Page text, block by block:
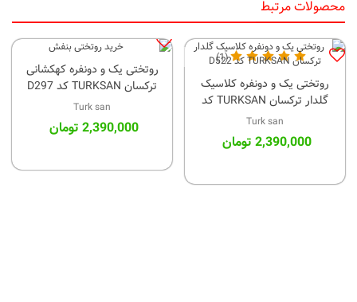
محصولات مرتبط
روتختی یک و دونفره کلاسیک
گلدار ترکسان TURKSAN کد
D522
Turk san
2,390,000 تومان
(1)
روتختی یک و دونفره کهکشانی
ترکسان TURKSAN کد D297
Turk san
2,390,000 تومان